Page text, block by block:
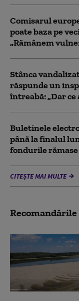
Comisarul
poate baza pe
„Rămânem
Stânca
răspunde un
întreabă: „Dar ce
Buletinele
până la finalul
fondurile rămase
CITEȘTE MAI MULTE